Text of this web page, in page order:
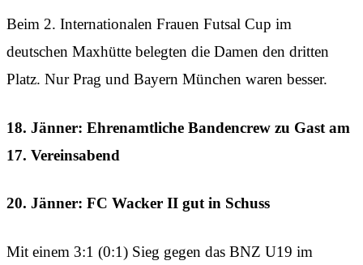
Beim 2. Internationalen Frauen Futsal Cup im
deutschen Maxhütte belegten die Damen den dritten
Platz. Nur Prag und Bayern München waren besser.
18. Jänner: Ehrenamtliche Bandencrew zu Gast am
17. Vereinsabend
20. Jänner: FC Wacker II gut in Schuss
Mit einem 3:1 (0:1) Sieg gegen das BNZ U19 im